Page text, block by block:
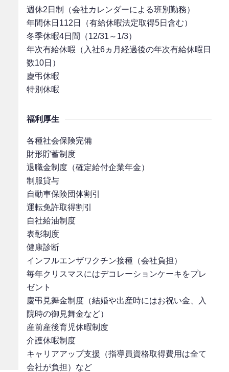
週休2日制（会社カレンダーによる班別勤務）
年間休日112日（有給休暇法定取得5日含む）
冬季休暇4日間（12/31～1/3）
年次有給休暇（入社6ヵ月経過後の年次有給休暇日
数10日）
慶弔休暇
特別休暇
福利厚生
各種社会保険完備
財形貯蓄制度
退職金制度（確定給付企業年金）
制服貸与
自動車保険団体割引
運転免許取得割引
自社給油制度
表彰制度
健康診断
インフルエンザワクチン接種（会社負担）
毎年クリスマスにはデコレーションケーキをプレ
ゼント
慶弔見舞金制度（結婚や出産時にはお祝い金、入
院時の御見舞金など）
産前産後育児休暇制度
介護休暇制度
キャリアアップ支援（指導員資格取得費用は全て
会社が負担）など